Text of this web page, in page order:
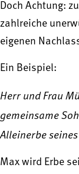
Doch Achtung:
zahlreiche
eigenen
Ein Beispiel:
Herr und Frau
gemeinsame
Alleinerbe
Max wird Erbe